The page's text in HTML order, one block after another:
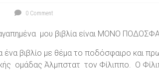
0 Comment
μου βιβλία είναι ΜΟΝΟ
ένα βιβλίο με θέμα το ποδόσφαιρο και
ομάδας Άλμπστατ τον Φίλιππο. Ο